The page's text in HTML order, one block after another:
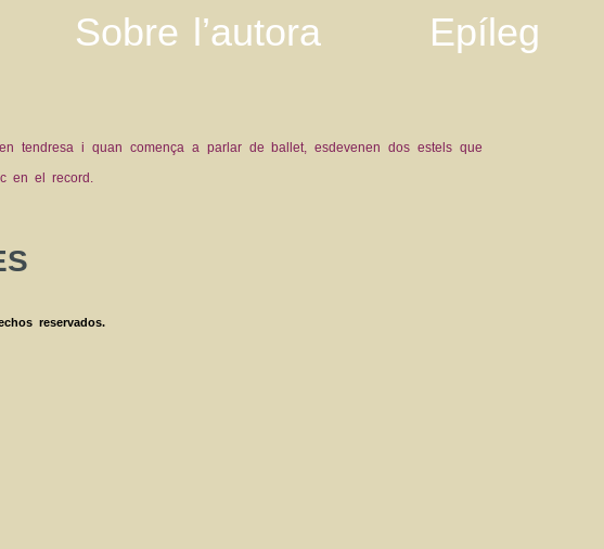
Sobre l’autora Epíleg
tendresa i quan comença a parlar de ballet, esdevenen dos estels que
en el record.
reservados.